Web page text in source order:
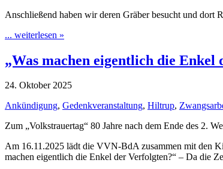
Anschließend haben wir deren Gräber besucht und dort
... weiterlesen »
„Was machen eigentlich die Enkel
24. Oktober 2025
Ankündigung, Gedenkveranstaltung, Hiltrup,
Zum „Volkstrauertag“ 80 Jahre nach dem Ende des 2.
Am 16.11.2025 lädt die VVN-BdA zusammen mit den
machen eigentlich die Enkel der Verfolgten?“ – Da die